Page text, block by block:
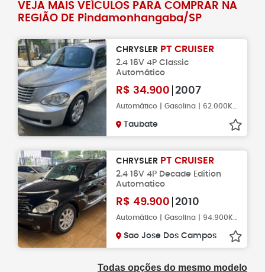
VEJA MAIS VEÍCULOS PARA COMPRAR NA
REGIÃO DE Pindamonhangaba/SP
CHRYSLER PT CRUISER
2.4 16V 4P Classic
Automático
R$ 34.900 2007
Taubate
CHRYSLER PT CRUISER
2.4 16V 4P Decade Edition
Automatico
R$ 49.900 2010
Sao Jose Dos Campos
Todas opções do mesmo modelo